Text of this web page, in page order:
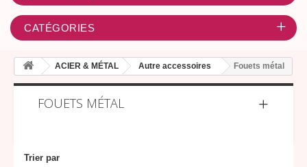
CATÉGORIES
ACIER & MÉTAL Autre accessoires Fouets métal
FOUETS MÉTAL
Trier par